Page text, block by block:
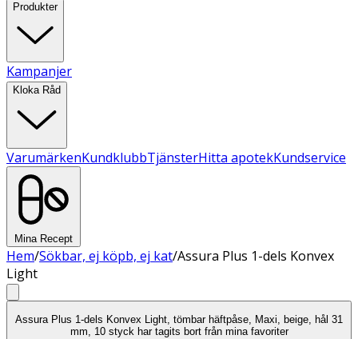
Produkter
Kampanjer
Kloka Råd
VarumärkenKundklubbTjänsterHitta apotekKundservice
Mina Recept
Hem/Sökbar, ej köpb, ej kat/Assura Plus 1-dels Konvex
Light
Assura Plus 1-dels Konvex Light, tömbar häftpåse, Maxi, beige, hål 31
mm, 10 styck har tagits bort från mina favoriter